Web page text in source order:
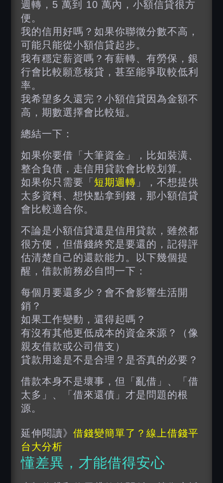
週轉，5 萬到 10 萬內，小額信貸很方
便。
我的信用好嗎？如果你聯徵分數不高，
可能只能從小額信貸起步。
我有穩定薪資嗎？有薪轉、有勞保，銀
行會比較願意核貸，甚至能爭取較低利
率。
我希望多久還完？小額信貸因為金額不
高，期數選擇會比較短。
總結一下：
如果你要借「大筆資金」，比如裝潢、
整合負債，走信用貸款會比較划算。
如果你只需要「 短期週轉 」，不想提供
太多資料、想快點拿到錢，那小額信貸
會比較適合你。
不論是小額信貸還是信用貸款，雖然都
很方便，但借錢終究是要還的，記得評
估清楚自己的還款能力。以下幾個提
醒，借款前務必自問一下：
每個月要還多少？會不會影響生活開
銷？
如果工作變動，還得起嗎？
有沒有其他更低成本的資金來源？（像
親友借款或公司借支）
貸款用途是不是合理？是否真的必要？
借款本身不是壞事，但「亂借」、「借
太多」、「借來還債」才是問題的根
源。
延伸閱讀》借錢變簡單了？線上借錢平
台大分析
懂差異，才能借得安心